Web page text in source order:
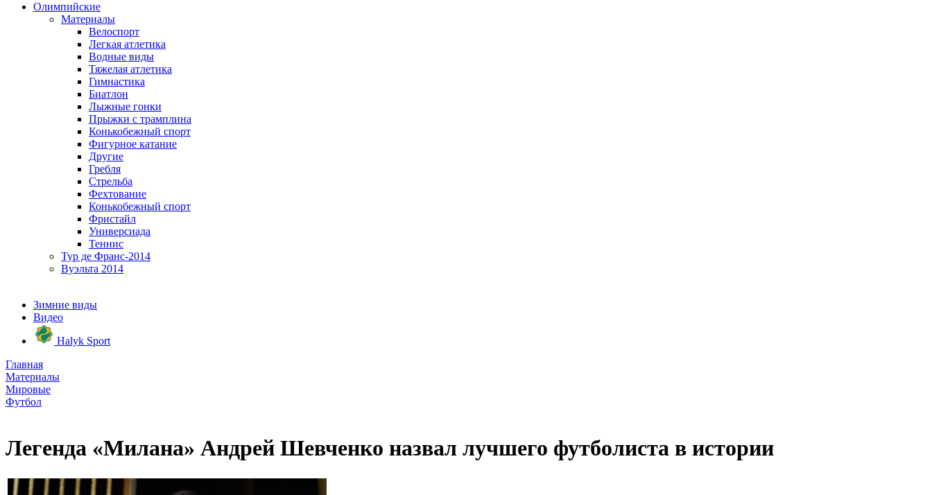
Олимпийские
Материалы
Велоспорт
Легкая атлетика
Водные виды
Тяжелая атлетика
Гимнастика
Биатлон
Лыжные гонки
Прыжки с трамплина
Конькобежный спорт
Фигурное катание
Другие
Гребля
Стрельба
Фехтование
Конькобежный спорт
Фристайл
Универсиада
Теннис
Тур де Франс-2014
Вуэльта 2014
Зимние виды
Видео
Halyk Sport
Главная
Материалы
Мировые
Футбол
Легенда «Милана» Андрей Шевченко назвал лучшего футболиста в истории